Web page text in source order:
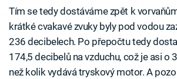
Tím se tedy dostáváme zpět k
krátké cvakavé zvuky byly pod vodou
236 decibelech. Po přepočtu tedy
174,5 decibelů na vzduchu, což je asi o
než kolik vydává tryskový motor. A